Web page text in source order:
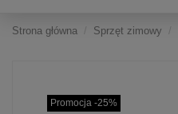
Strona główna Sprzęt zimowy
Promocja -25%